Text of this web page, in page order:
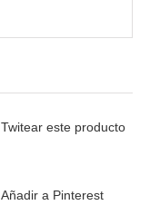
Twitear este producto
Añadir a Pinterest